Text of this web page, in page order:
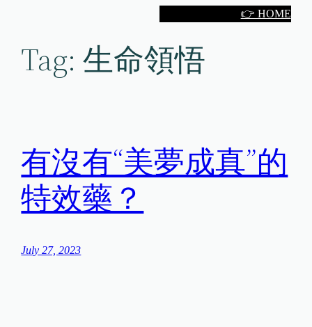
👉 HOME
Tag:生命領悟
有沒有“美夢成真”的
特效藥？
July 27, 2023